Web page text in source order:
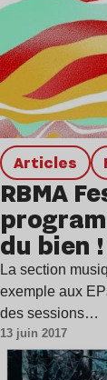
Articles
RBMA
du bien !
La section
exemple aux
des sessions…
13 juin 2017